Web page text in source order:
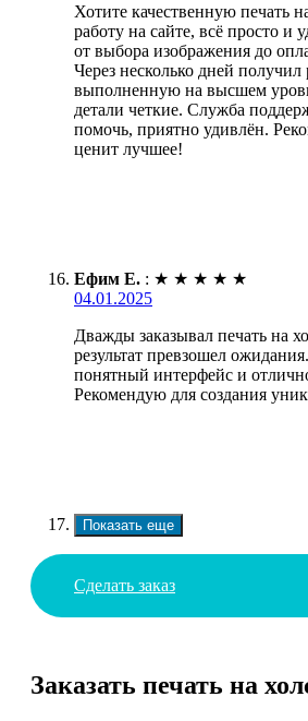
Хотите качественную печать
работу на сайте, всё просто и
от выбора изображения до
Через несколько дней получил
выполненную на высшем
детали четкие. Служба
помочь, приятно удивлён.
ценит лучшее!
Ефим Е. : ★ ★ ★ ★ ★
04.01.2025
Дважды заказывал печать на
результат превзошел
понятный интерфейс и
Рекомендую для создания
Показать еще
Сделать заказ
Заказать печать на